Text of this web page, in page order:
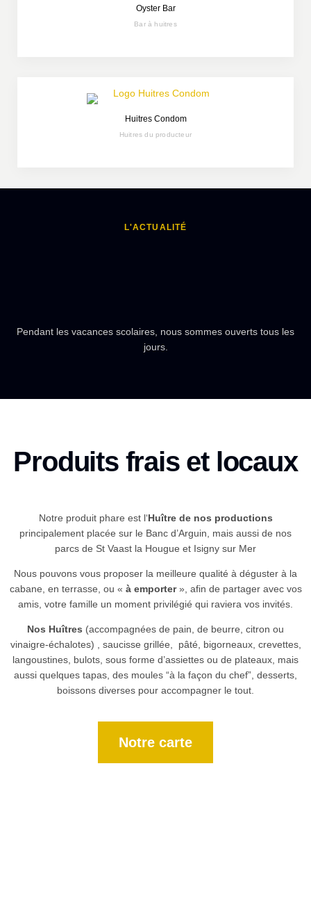
Oyster Bar
Bar à huitres
Huitres Condom
Huitres du producteur
L'ACTUALITÉ
Pendant les vacances scolaires, nous sommes ouverts tous les
jours.
Produits frais et locaux
Notre produit phare est l‘Huître de nos productions
principalement placée sur le Banc d’Arguin, mais aussi de nos
parcs de St Vaast la Hougue et Isigny sur Mer
Nous pouvons vous proposer la meilleure qualité à déguster à la
cabane, en terrasse, ou « à emporter», afin de partager avec vos
amis, votre famille un moment privilégié qui raviera vos invités.
Nos Huîtres (accompagnées de pain, de beurre, citron ou
vinaigre-échalotes) , saucisse grillée, pâté, bigorneaux, crevettes,
langoustines, bulots, sous forme d’assiettes ou de plateaux, mais
aussi quelques tapas, des moules “à la façon du chef”, desserts,
boissons diverses pour accompagner le tout.
Notre carte